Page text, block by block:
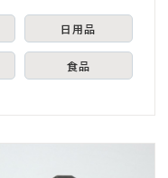
日用品
食品